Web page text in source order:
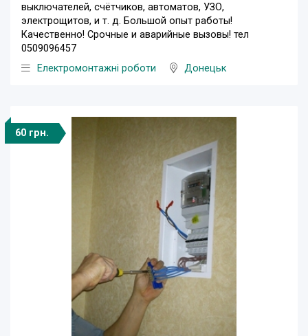
выключателей, счётчиков, автоматов, УЗО,
электрощитов, и т. д. Большой опыт работы!
Качественно! Срочные и аварийные вызовы! тел
0509096457
Електромонтажні роботи
Донецьк
60 грн.